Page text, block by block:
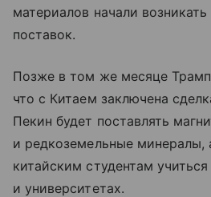
материалов начали
поставок.
Позже в том же месяце
что с Китаем заключена
Пекин будет поставлять
и редкоземельные
китайским студентам
и университетах.